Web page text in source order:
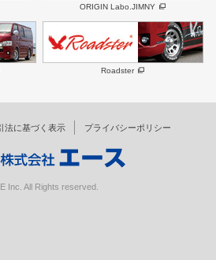
デリカ D:5
汎用
DAYTONA-RS NEO
DTM:exclusive
ワイパーガード
ORIGIN Labo.JIMNY
Roadster
法に基づく表示 プライバシーポリシー
Inc. All Rights reserved.